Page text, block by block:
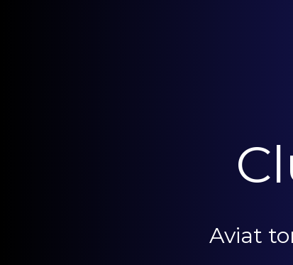
Aviat